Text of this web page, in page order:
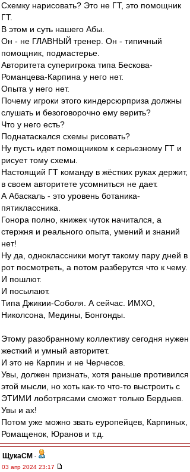
Схемку нарисовать? Это не ГТ, это помощник
ГТ.
В этом и суть нашего Абы.
Он - не ГЛАВНЫЙ тренер. Он - типичный
помощник, подмастерье.
Авторитета суперигрока типа Бескова-
Романцева-Карпина у него нет.
Опыта у него нет.
Почему игроки этого киндерсюрприза должны
слушать и безоговорочно ему верить?
Что у него есть?
Поднатаскался схемы рисовать?
Ну пусть идет помощником к серьезному ГТ и
рисует тому схемы.
Настоящий ГТ команду в жёстких руках держит,
в своем авторитете усомниться не дает.
А Абаскаль - это уровень ботаника-
пятиклассника.
Гонора полно, книжек чуток начитался, а
стержня и реального опыта, умений и знаний
нет!
Ну да, одноклассники могут такому пару дней в
рот посмотреть, а потом разберутся что к чему.
И пошлют.
И посылают.
Типа Джикии-Соболя. А сейчас. ИМХО,
Николсона, Медины, Бонгонды.
Этому разобранному коллективу сегодня нужен
жесткий и умный авторитет.
И это не Карпин и не Черчесов.
Увы, должен признать, хотя раньше противился
этой мысли, но хоть как-то что-то выстроить с
ЭТИМИ лоботрясами сможет только Бердыев.
Увы и ах!
Потом уже можно звать еуропейцев, Карпиных,
Ромащенок, Юранов и т.д.
ЩукаСМ -
03 апр 2024 23:17